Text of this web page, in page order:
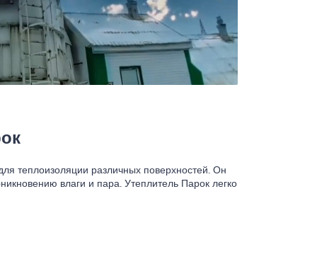
теплоизоляции различных поверхностей. Он
влаги и пара. Утеплитель Парок легко